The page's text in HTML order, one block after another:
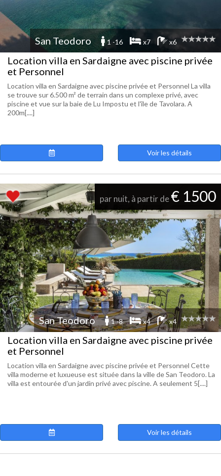
San Teodoro 1 -16 x7 x6
Location villa en Sardaigne avec piscine privée
et Personnel
Location villa en Sardaigne avec piscine privée et Personnel La villa
se trouve sur 6.500 m² de terrain dans un complexe privé, avec
piscine et vue sur la baie de Lu Impostu et l'île de Tavolara. A
200m[....]
Voir les détails
par nuit, à partir de€ 1500
San Teodoro 1 -8 x4 x4
Location villa en Sardaigne avec piscine privée
et Personnel
Location villa en Sardaigne avec piscine privée et Personnel Cette
villa moderne et luxueuse est située dans la ville de San Teodoro. La
villa est entourée d'un jardin privé avec piscine. A seulement 5[....]
Voir les détails